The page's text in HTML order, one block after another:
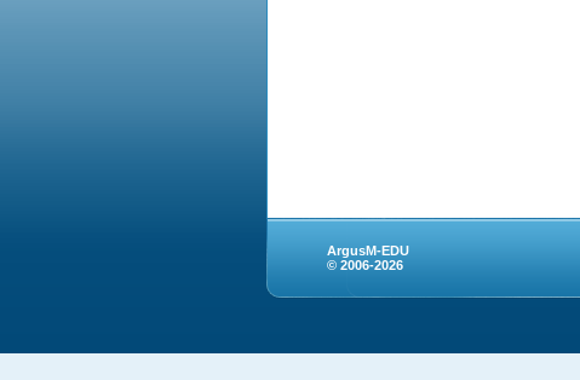
ArgusM-EDU
© 2006-2026